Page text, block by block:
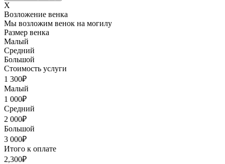
X
Возложение венка
Мы возложим венок на могилу
Размер венка
Малый
Средний
Большой
Стоимость услуги
1 300₽
Малый
1 000₽
Средний
2 000₽
Большой
3 000₽
Итого к оплате
2,300₽